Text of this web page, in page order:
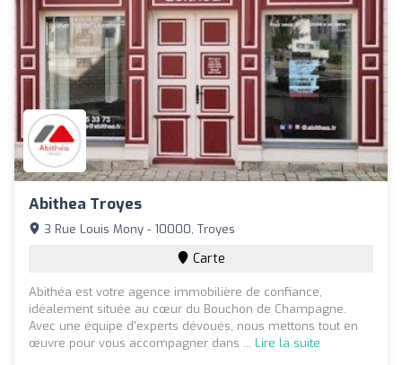
Abithea Troyes
3 Rue Louis Mony - 10000, Troyes
Carte
Abithéa est votre agence immobilière de confiance,
idéalement située au cœur du Bouchon de Champagne.
Avec une équipe d'experts dévoués, nous mettons tout en
œuvre pour vous accompagner dans ... Lire la suite